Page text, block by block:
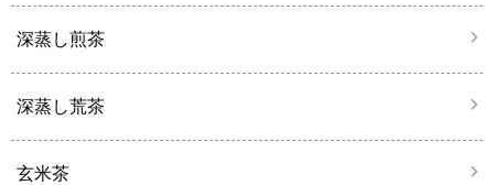
深蒸し煎茶
深蒸し荒茶
玄米茶